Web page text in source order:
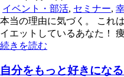
イベント・部活, セミナー,
本当の理由に気づく。 これ
イエットしているあなた！
続きを読む
自分をもっと好きにな